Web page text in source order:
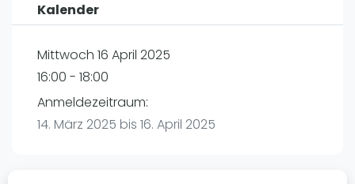
International
Ranking
Männer
Frauen
Kalender
Mittwoch 16 April 2025
16:00 - 18:00
Anmeldezeitraum:
14. März 2025 bis 16. April 2025